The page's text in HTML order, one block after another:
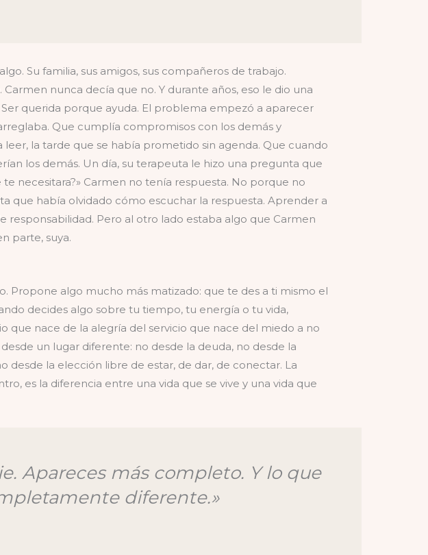
Su familia, sus amigos, sus compañeros de trabajo.
nunca decía que no. Y durante años, eso le dio una
querida porque ayuda. El problema empezó a aparecer
Que cumplía compromisos con los demás y
la tarde que se había prometido sin agenda. Que cuando
los demás. Un día, su terapeuta le hizo una pregunta que
necesitara?» Carmen no tenía respuesta. No porque no
que había olvidado cómo escuchar la respuesta. Aprender a
Pero al otro lado estaba algo que Carmen
parte, suya.
Propone algo mucho más matizado: que te des a ti mismo el
decides algo sobre tu tiempo, tu energía o tu vida,
que nace de la alegría del servicio que nace del miedo a no
un lugar diferente: no desde la deuda, no desde la
desde la elección libre de estar, de dar, de conectar. La
es la diferencia entre una vida que se vive y una vida que
Apareces más completo. Y lo que
diferente.»